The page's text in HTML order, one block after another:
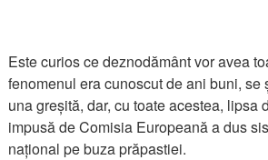
Este curios ce deznodământ vor avea
fenomenul era cunoscut de ani buni, se
una greșită, dar, cu toate acestea, lipsa
impusă de Comisia Europeană a dus
național pe buza prăpastiei.